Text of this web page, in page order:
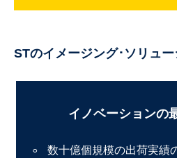
STのイメージング･ソリュ
イノベーションの
数十億個規模の出荷実績